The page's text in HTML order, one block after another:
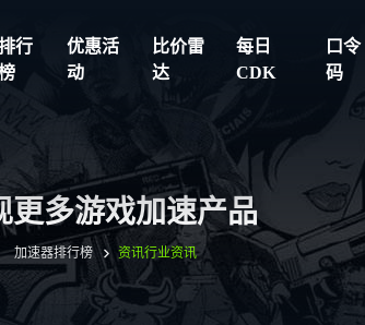
行
优惠活
动
比价雷
达
每日
CDK
口令
码
更多游戏加速产品
加速器排行榜 资讯行业资讯